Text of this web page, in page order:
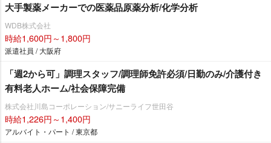
大手製薬メーカーでの医薬品原薬分析/化学分析
WDB株式会社
時給1,600円～1,800円
派遣社員 / 大阪府
「週2から可」調理スタッフ/調理師免許必須/日勤のみ/介護付き
有料老人ホーム/社会保障完備
株式会社川島コーポレーション/サニーライフ世田谷
時給1,226円～1,400円
アルバイト・パート / 東京都